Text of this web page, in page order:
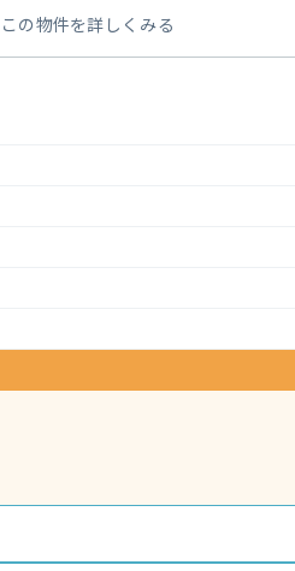
この物件を詳しくみる